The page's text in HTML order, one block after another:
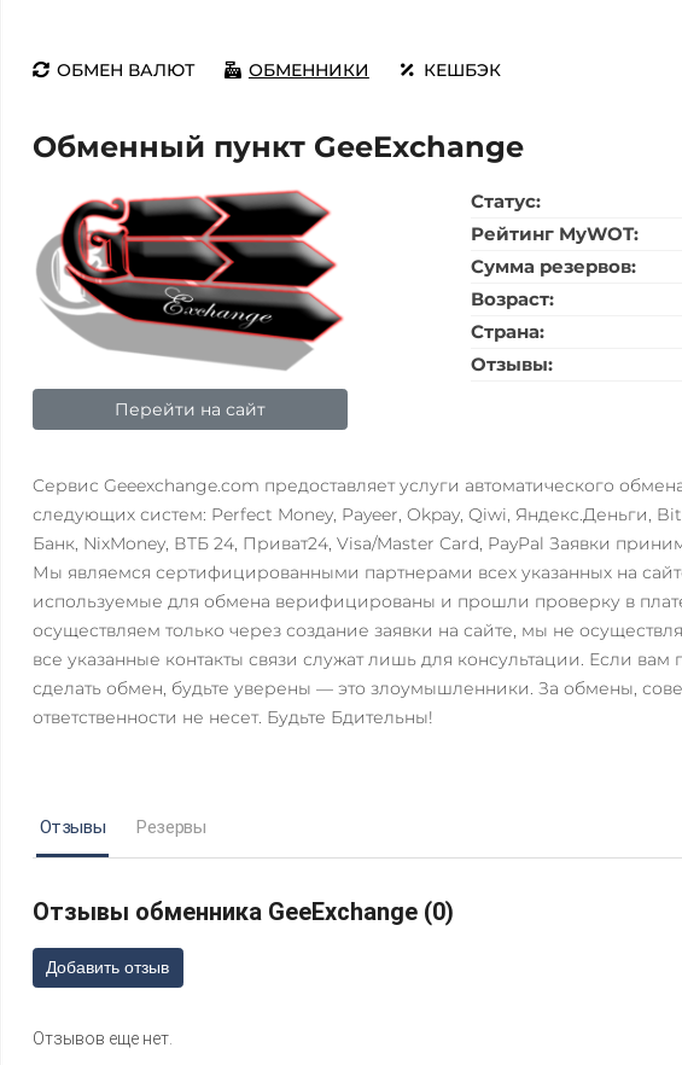
ОБМЕН ВАЛЮТ ОБМЕННИКИ КЕШБЭК
Обменный пункт GeeExchange
Перейти на сайт
Статус:
Рейтинг MyWOT:
Сумма резервов:
Возраст:
Страна:
Отзывы:
Cервис Geeexchange.com предоставляет услуги автоматического
следующих систем: Perfect Money, Payeer, Okpay, Qiwi, Яндекс.Деньги,
Банк, NixMoney, ВТБ 24, Приват24, Visa/Master Card, PayPal Заявки
Мы являемся сертифицированными партнерами всех указанных на
используемые для обмена верифицированы и прошли проверку в
осуществляем только через создание заявки на сайте, мы не
все указанные контакты связи служат лишь для консультации. Если
сделать обмен, будьте уверены — это злоумышленники. За обмены,
ответственности не несет. Будьте Бдительны!
Отзывы Резервы
Отзывы обменника GeeExchange (0)
Добавить отзыв
Отзывов еще нет.